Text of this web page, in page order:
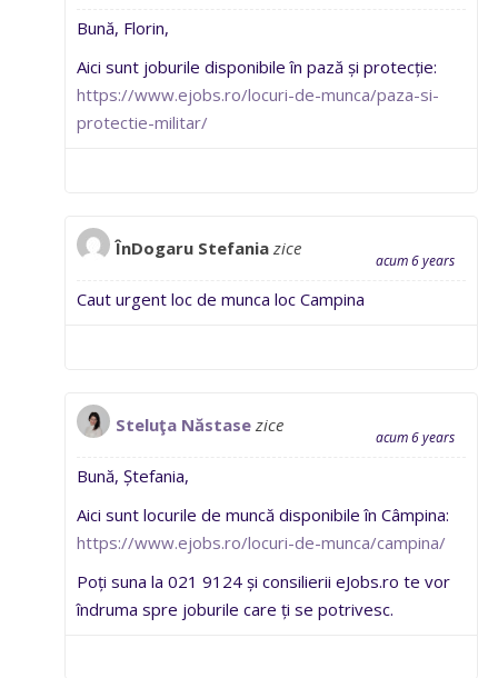
Bună, Florin,
Aici sunt joburile disponibile în pază și protecție:
https://www.ejobs.ro/locuri-de-munca/paza-si-
protectie-militar/
ÎnDogaru Stefania zice
acum 6 years
Caut urgent loc de munca loc Campina
Steluţa Năstase zice
acum 6 years
Bună, Ștefania,
Aici sunt locurile de muncă disponibile în Câmpina:
https://www.ejobs.ro/locuri-de-munca/campina/
Poți suna la 021 9124 și consilierii eJobs.ro te vor
îndruma spre joburile care ți se potrivesc.